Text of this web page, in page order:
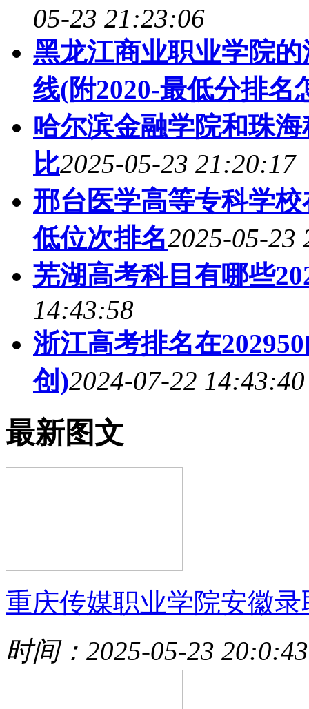
05-23 21:23:06
黑龙江商业职业学院
线(附2020-最低分排名
哈尔滨金融学院和珠
比2025-05-23 21:20:17
邢台医学高等专科学
低位次排名2025-05-23
芜湖高考科目有哪些
14:43:58
浙江高考排名在
创)2024-07-22 14:43:40
最新图文
重庆传媒职业学院安徽录
时间：2025-05-23 20:0:43